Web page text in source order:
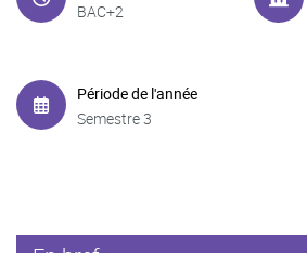
BAC+2
Période de l'année
Semestre 3